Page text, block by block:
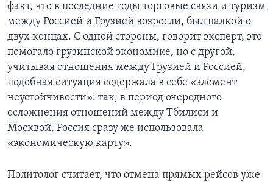
факт, что в последние годы торговые связи и туризм
между Россией и Грузией возросли, был палкой о
двух концах. С одной стороны, говорит эксперт, это
помогало грузинской экономике, но с другой,
учитывая отношения между Грузией и Россией,
подобная ситуация содержала в себе «элемент
неустойчивости»: так, в период очередного
осложнения отношений между Тбилиси и
Москвой, Россия сразу же использовала
«экономическую карту».
Политолог считает, что отмена прямых рейсов уже